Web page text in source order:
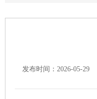
发布时间：2026-05-29